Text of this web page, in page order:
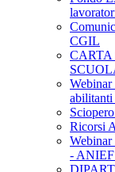
CGIL
CARTA
Webinar
Ricorsi
-